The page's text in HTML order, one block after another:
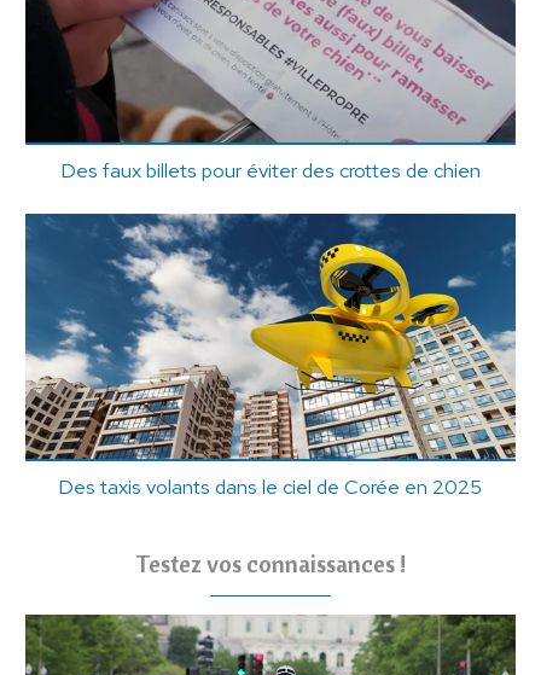
Des faux billets pour éviter des crottes de chien
Des taxis volants dans le ciel de Corée en 2025
Testez vos connaissances !